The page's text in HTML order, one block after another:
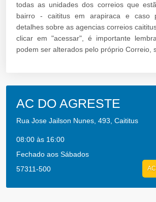
todas as unidades dos correios que
bairro - caititus em arapiraca e caso
detalhes sobre as agencias correios
clicar em "acessar", é importante
podem ser alterados pelo próprio Correio,
AC DO AGRESTE
Rua Jose Jailson Nunes, 493, Caititus
08:00 às 16:00
Fechado aos Sábados
57311-500